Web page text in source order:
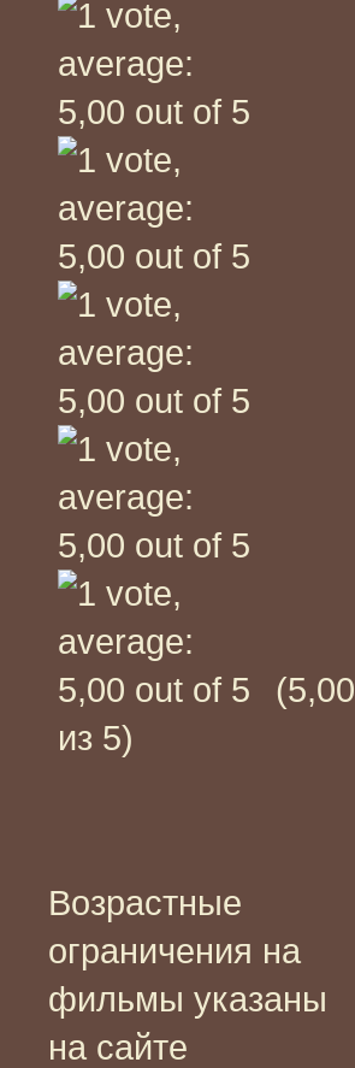
(5,00
из 5)
Возрастные
ограничения на
фильмы указаны
на сайте